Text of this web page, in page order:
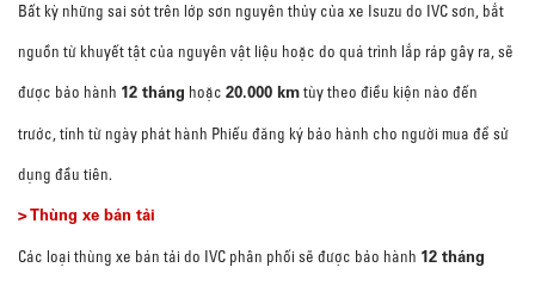
Bất kỳ những sai sót trên lớp sơn nguyên thủy của xe Isuzu do IVC sơn, bắt
nguồn từ khuyết tật của nguyên vật liệu hoặc do quá trình lắp ráp gây ra, sẽ
được bảo hành 12 tháng hoặc 20.000 kmtùy theo điều kiện nào đến
trước, tính từ ngày phát hành Phiếu đăng ký bảo hành cho người mua để sử
dụng đầu tiên.
> Thùng xe bán tải
Các loại thùng xe bán tải do IVC phân phối sẽ được bảo hành 12 tháng